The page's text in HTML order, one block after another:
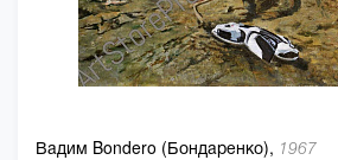
Вадим Bondero (Бондаренко), 1967